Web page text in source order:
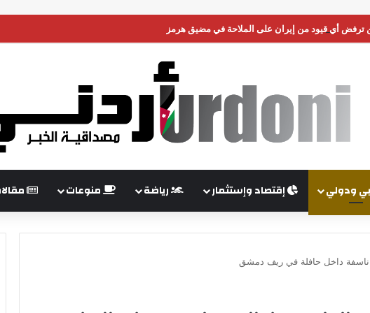
ترفض أي قيود من إيران على الملاحة في مضيق هرمز
ودولي إقتصاد وإستثمار رياضة منوعات
ناسفة داخل حافلة في ريف دمشق